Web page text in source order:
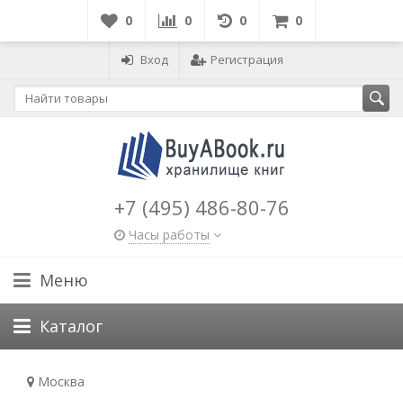
0 0 0 0
Вход Регистрация
+7 (495) 486-80-76
Часы работы
Меню
Каталог
Москва